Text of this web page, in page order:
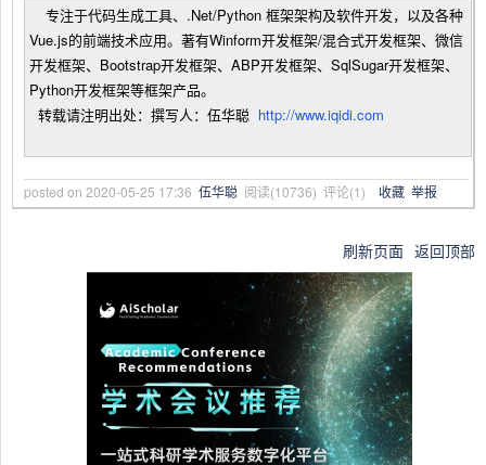
专注于代码生成工具、.Net/Python 框架架构及软件开发，以及各种
Vue.js的前端技术应用。著有Winform开发框架/混合式开发框架、微信
开发框架、Bootstrap开发框架、ABP开发框架、SqlSugar开发框架、
Python开发框架等框架产品。
转载请注明出处：撰写人：伍华聪 http://www.iqidi.com
posted on 2020-05-25 17:36 伍华聪 阅读(10736) 评论(1) 收藏 举报
刷新页面 返回顶部